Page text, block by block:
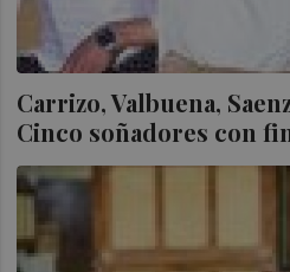
Carrizo, Valbuena,
Cinco soñadores con